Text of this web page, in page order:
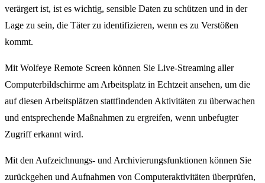
verärgert ist, ist es wichtig, sensible Daten zu schützen und in der
Lage zu sein, die Täter zu identifizieren, wenn es zu Verstößen
kommt.
Mit Wolfeye Remote Screen können Sie Live-Streaming aller
Computerbildschirme am Arbeitsplatz in Echtzeit ansehen, um die
auf diesen Arbeitsplätzen stattfindenden Aktivitäten zu überwachen
und entsprechende Maßnahmen zu ergreifen, wenn unbefugter
Zugriff erkannt wird.
Mit den Aufzeichnungs- und Archivierungsfunktionen können Sie
zurückgehen und Aufnahmen von Computeraktivitäten überprüfen,